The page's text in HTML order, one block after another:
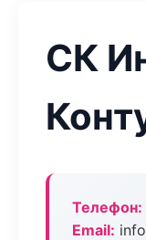
СК
Телефон:
Email: